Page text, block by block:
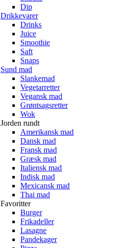
Dip
Drikkevarer
Drinks
Juice
Smoothie
Saft
Snaps
Sund mad
Slankemad
Vegetarretter
Vegansk mad
Grøntsagsretter
Wok
Jorden rundt
Amerikansk mad
Dansk mad
Fransk mad
Græsk mad
Italiensk mad
Indisk mad
Mexicansk mad
Thai mad
Favoritter
Burger
Frikadeller
Lasagne
Pandekager